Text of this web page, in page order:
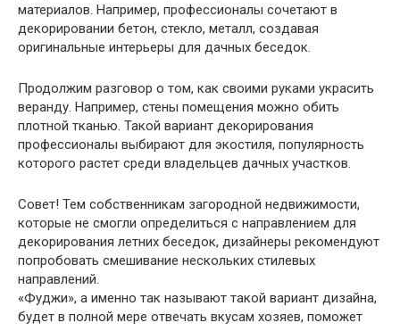
материалов. Например, профессионалы сочетают в
декорировании бетон, стекло, металл, создавая
оригинальные интерьеры для дачных беседок.
Продолжим разговор о том, как своими руками украсить
веранду. Например, стены помещения можно обить
плотной тканью. Такой вариант декорирования
профессионалы выбирают для экостиля, популярность
которого растет среди владельцев дачных участков.
Совет! Тем собственникам загородной недвижимости,
которые не смогли определиться с направлением для
декорирования летних беседок, дизайнеры рекомендуют
попробовать смешивание нескольких стилевых
направлений.
«Фуджи», а именно так называют такой вариант дизайна,
будет в полной мере отвечать вкусам хозяев, поможет